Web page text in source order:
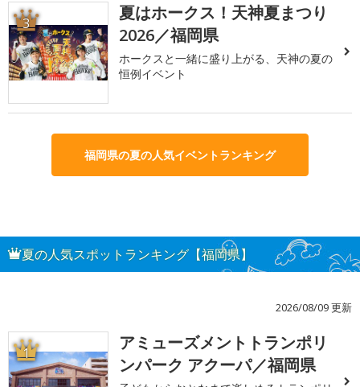
3
夏はホークス！天神夏まつり
2026／福岡県
ホークスと一緒に盛り上がる、天神の夏の
恒例イベント
福岡県の夏の人気イベントランキング
夏の人気スポットランキング【福岡県】
2026/08/09 更新
1
アミューズメントトランポリ
ンパーク アクーパ／福岡県